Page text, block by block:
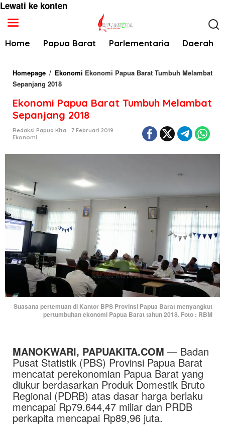
Lewati ke konten
Home Papua Barat Parlementaria Daerah
Homepage / Ekonomi Ekonomi Papua Barat Tumbuh Melambat
Sepanjang 2018
Ekonomi Papua Barat Tumbuh Melambat
Sepanjang 2018
Redaksi Papua Kita
7 Februari 2019
Ekonomi
Suasana pertemuan di Kantor BPS Provinsi Papua Barat menyangkut
pertumbuhan ekonomi Papua Barat tahun 2018. Foto : RBM
MANOKWARI, PAPUAKITA.COM — Badan
Pusat Statistik (PBS) Provinsi Papua Barat
mencatat perekonomian Papua Barat yang
diukur berdasarkan Produk Domestik Bruto
Regional (PDRB) atas dasar harga berlaku
mencapai Rp79.644,47 miliar dan PRDB
perkapita mencapai Rp89,96 juta.